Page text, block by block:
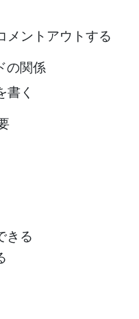
メントアウトする
の関係
書く
きる